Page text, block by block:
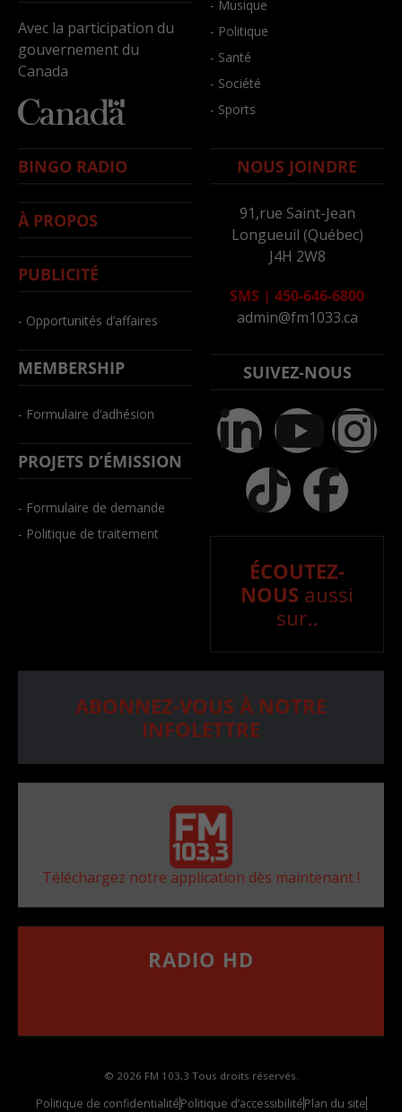
Avec la participation du
gouvernement du
Canada
- Musique
- Politique
- Santé
- Société
- Sports
BINGO RADIO
À PROPOS
PUBLICITÉ
- Opportunités d’affaires
MEMBERSHIP
- Formulaire d’adhésion
PROJETS D’ÉMISSION
- Formulaire de demande
- Politique de traitement
NOUS JOINDRE
91,rue Saint-Jean
Longueuil (Québec)
J4H 2W8
SMS | 450-646-6800
admin@fm1033.ca
SUIVEZ-NOUS
ÉCOUTEZ-
NOUS aussi
sur..
ABONNEZ-VOUS À NOTRE
INFOLETTRE
Téléchargez notre application dès maintenant !
RADIO HD
© 2026 FM 103,3 Tous droits réservés.
Politique de confidentialitéPolitique d’accessibilitéPlan du site